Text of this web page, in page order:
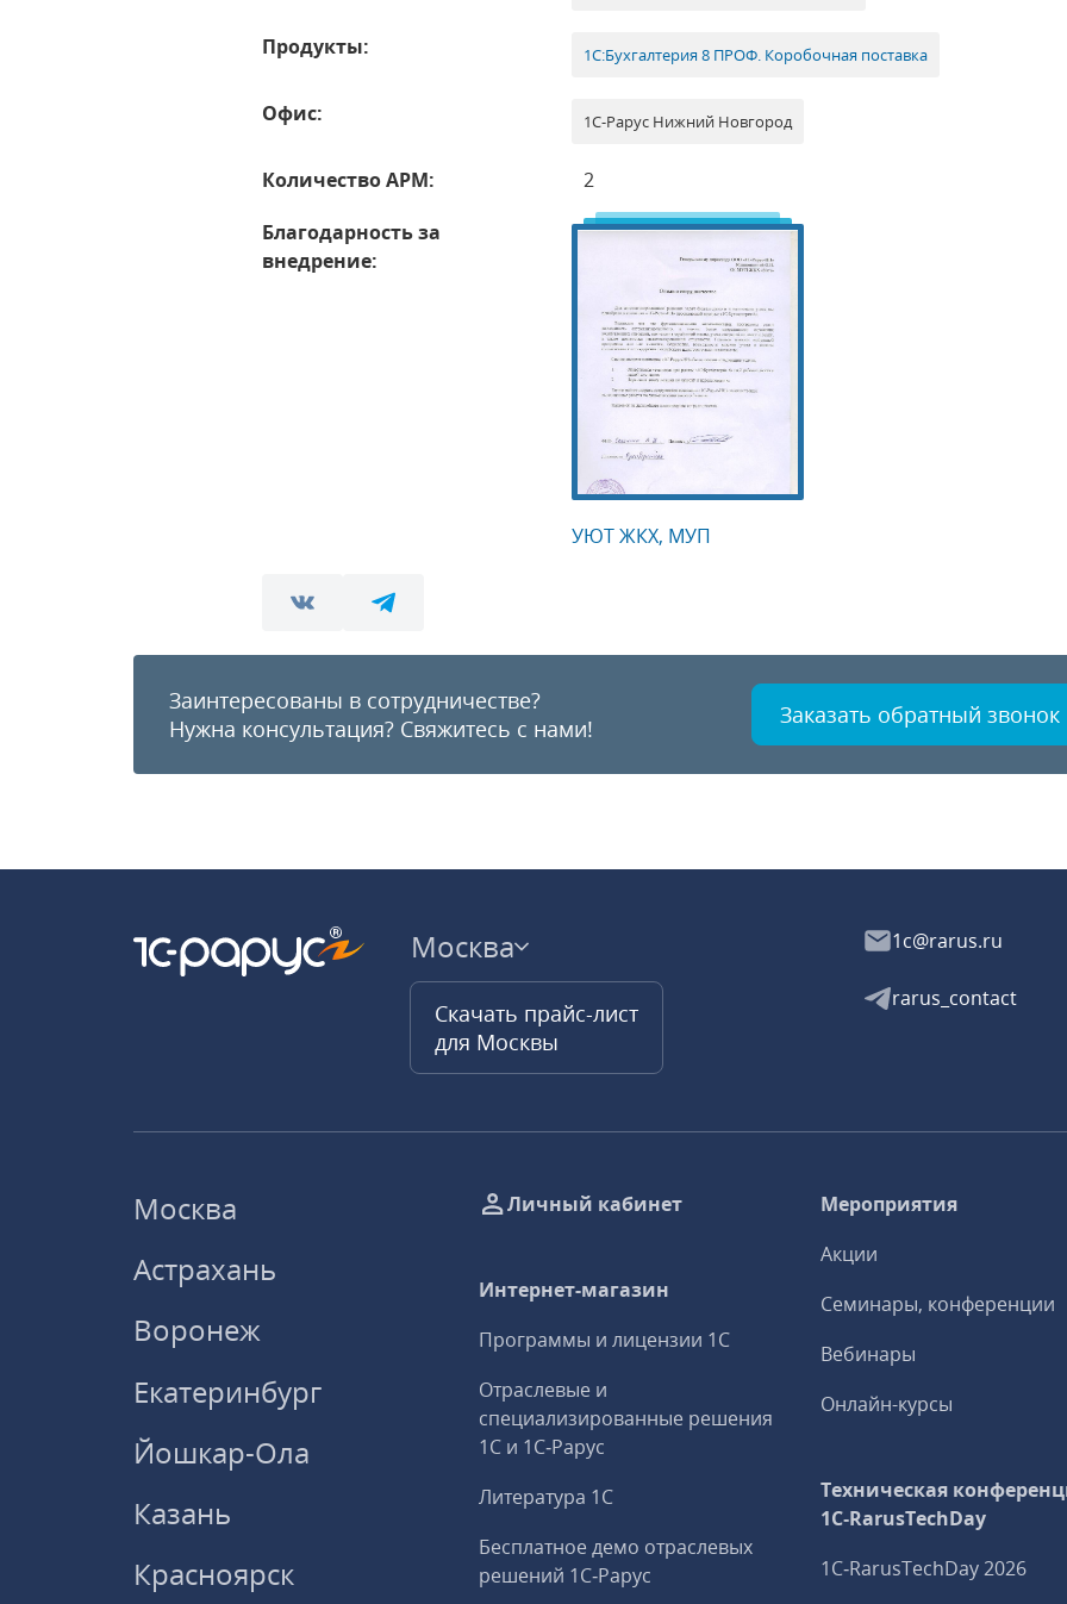
Продукты: 1С:Бухгалтерия 8 ПРОФ. Коробочная поставка
Офис: 1С-Рарус Нижний Новгород
Количество АРМ:
2
Благодарность за
внедрение:
УЮТ ЖКХ, МУП
Заинтересованы в сотрудничестве?
Нужна консультация? Свяжитесь с нами! Заказать обратный звонок
Москва
Скачать прайс-лист
для Москвы
1c@rarus.ru
rarus_contact
Москва
Астрахань
Воронеж
Екатеринбург
Йошкар-Ола
Казань
Красноярск
Личный кабинет
Интернет-магазин
Программы и лицензии 1С
Отраслевые и
специализированные решения
1С и 1С‑Рарус
Литература 1С
Бесплатное демо отраслевых
решений 1С‑Рарус
Мероприятия
Акции
Семинары, конференции
Вебинары
Онлайн-курсы
Техническая
1C‑RarusTechDay
1C‑RarusTechDay 2026